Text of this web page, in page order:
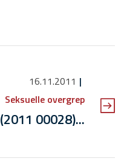
16.11.2011
Seksuelle overgrep
(2011 00028)...